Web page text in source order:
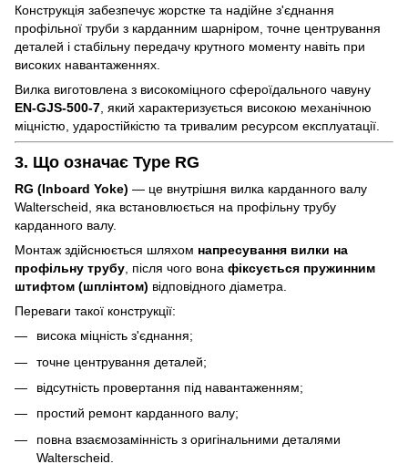
Конструкція забезпечує жорстке та надійне з'єднання
профільної труби з карданним шарніром, точне центрування
деталей і стабільну передачу крутного моменту навіть при
високих навантаженнях.
Вилка виготовлена з високоміцного сфероїдального чавуну
EN-GJS-500-7 , який характеризується високою механічною
міцністю, ударостійкістю та тривалим ресурсом експлуатації.
3. Що означає Type RG
RG (Inboard Yoke) — це внутрішня вилка карданного валу
Walterscheid, яка встановлюється на профільну трубу
карданного валу.
Монтаж здійснюється шляхом напресування вилки на
профільну трубу , після чого вона фіксується пружинним
штифтом (шплінтом) відповідного діаметра.
Переваги такої конструкції:
висока міцність з'єднання;
точне центрування деталей;
відсутність провертання під навантаженням;
простий ремонт карданного валу;
повна взаємозамінність з оригінальними деталями
Walterscheid.